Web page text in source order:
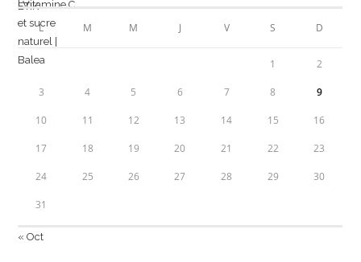
L M M J V S D
1 2
3 4 5 6 7 8 9
10 11 12 13 14 15 16
17 18 19 20 21 22 23
24 25 26 27 28 29 30
31
« Oct